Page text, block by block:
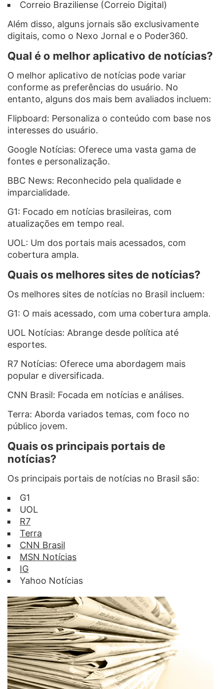
Correio Braziliense (Correio Digital)
Além disso, alguns jornais são exclusivamente
digitais, como o Nexo Jornal e o Poder360.
Qual é o melhor aplicativo de notícias?
O melhor aplicativo de notícias pode variar
conforme as preferências do usuário. No
entanto, alguns dos mais bem avaliados incluem:
Flipboard: Personaliza o conteúdo com base nos
interesses do usuário.
Google Notícias: Oferece uma vasta gama de
fontes e personalização.
BBC News: Reconhecido pela qualidade e
imparcialidade.
G1: Focado em notícias brasileiras, com
atualizações em tempo real.
UOL: Um dos portais mais acessados, com
cobertura ampla.
Quais os melhores sites de notícias?
Os melhores sites de notícias no Brasil incluem:
G1: O mais acessado, com uma cobertura ampla.
UOL Notícias: Abrange desde política até
esportes.
R7 Notícias: Oferece uma abordagem mais
popular e diversificada.
CNN Brasil: Focada em notícias e análises.
Terra: Aborda variados temas, com foco no
público jovem.
Quais os principais portais de
notícias?
Os principais portais de notícias no Brasil são:
G1
UOL
R7
Terra
CNN Brasil
MSN Notícias
IG
Yahoo Notícias